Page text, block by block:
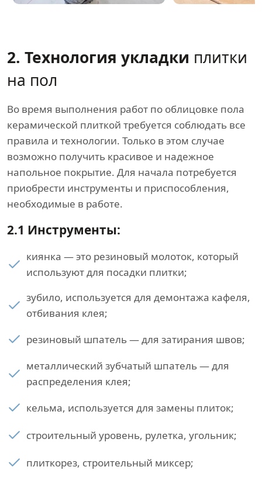
2. Технология укладки плитки
на пол
Во время выполнения работ по облицовке пола
керамической плиткой требуется соблюдать все
правила и технологии. Только в этом случае
возможно получить красивое и надежное
напольное покрытие. Для начала потребуется
приобрести инструменты и приспособления,
необходимые в работе.
2.1 Инструменты:
киянка — это резиновый молоток, который
используют для посадки плитки;
зубило, используется для демонтажа кафеля,
отбивания клея;
резиновый шпатель — для затирания швов;
металлический зубчатый шпатель — для
распределения клея;
кельма, используется для замены плиток;
строительный уровень, рулетка, угольник;
плиткорез, строительный миксер;